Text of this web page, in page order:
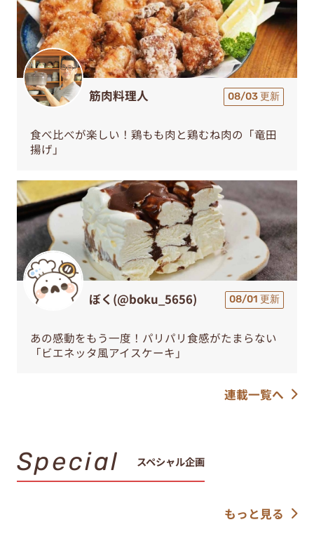
筋肉料理人 08/03 更新
食べ比べが楽しい！鶏もも肉と鶏むね肉の「竜田
揚げ」
ぼく(@boku_5656) 08/01 更新
あの感動をもう一度！パリパリ食感がたまらない
「ビエネッタ風アイスケーキ」
連載一覧へ
Special スペシャル企画
もっと見る